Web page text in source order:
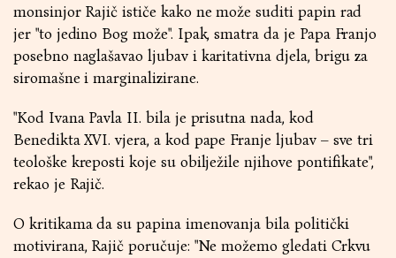
monsinjor Rajič ističe kako ne može suditi papin rad
jer "to jedino Bog može". Ipak, smatra da je Papa Franjo
posebno naglašavao ljubav i karitativna djela, brigu za
siromašne i marginalizirane.
"Kod Ivana Pavla II. bila je prisutna nada, kod
Benedikta XVI. vjera, a kod pape Franje ljubav – sve tri
teološke kreposti koje su obilježile njihove pontifikate",
rekao je Rajič.
O kritikama da su papina imenovanja bila politički
motivirana, Rajič poručuje: "Ne možemo gledati Crkvu